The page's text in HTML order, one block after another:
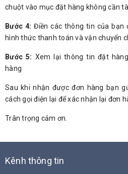
chuột vào mục đặt hàng không cần
Bước 4: Điền các thông tin của bạn
hình thức thanh toán và vận chuyển
Bước 5: Xem lại thông tin đặt
hàng
Sau khi nhận được đơn hàng bạn
cách gọi điện lại để xác nhận lại đơn
Trân trọng cảm ơn.
Kênh thông tin